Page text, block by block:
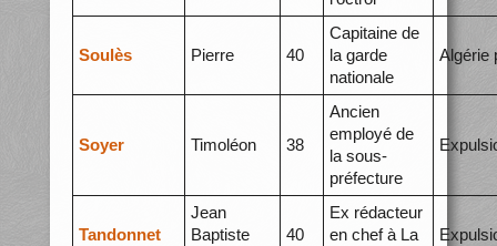
Soulès Pierre 40
Capitaine de
la garde
nationale
Algérie
Soyer Timoléon 38
Ancien
employé de
la sous-
préfecture
Tandonnet
Jean
Baptiste
40
Ex rédacteur
en chef à La